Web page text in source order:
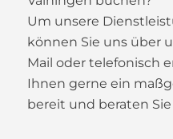
Um unsere
können Sie uns über
Mail oder telefonisch
Ihnen gerne ein
bereit und beraten